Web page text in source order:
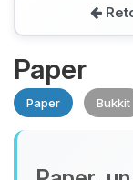
Paper
Paper Bukkit